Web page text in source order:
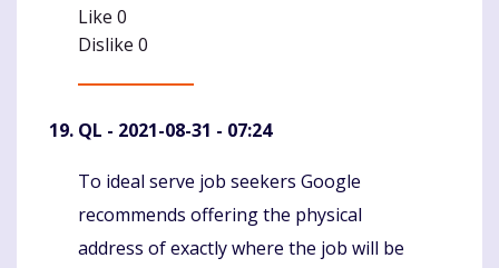
Like 0
Dislike 0
QL - 2021-08-31 - 07:24
Komentaras
To ideal serve job seekers Google
recommends offering the physical
address of exactly where the job will be